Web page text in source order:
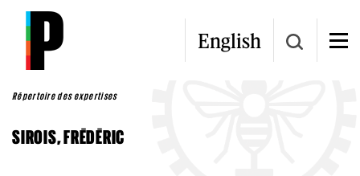
Aller au contenu principal
English
Répertoire des expertises
SIROIS, FRÉDÉRIC